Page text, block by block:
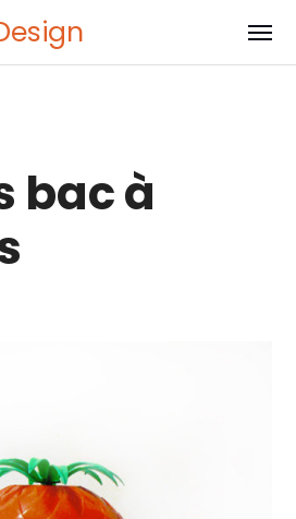
bac à